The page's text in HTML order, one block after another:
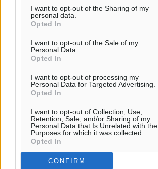
I want to opt-out of the Sharing of my
personal data.
Opted In
I want to opt-out of the Sale of my
Personal Data.
Opted In
I want to opt-out of processing my
Personal Data for Targeted Advertising.
Opted In
I want to opt-out of Collection, Use,
Retention, Sale, and/or Sharing of my
Personal Data that Is Unrelated with the
Purposes for which it was collected.
Opted In
CONFIRM